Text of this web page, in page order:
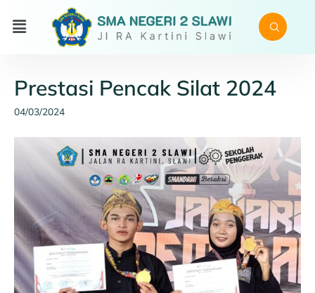
Prestasi Pencak Silat 2024
04/03/2024